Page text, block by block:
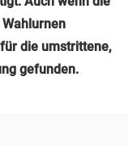
die umstrittene,
gefunden.